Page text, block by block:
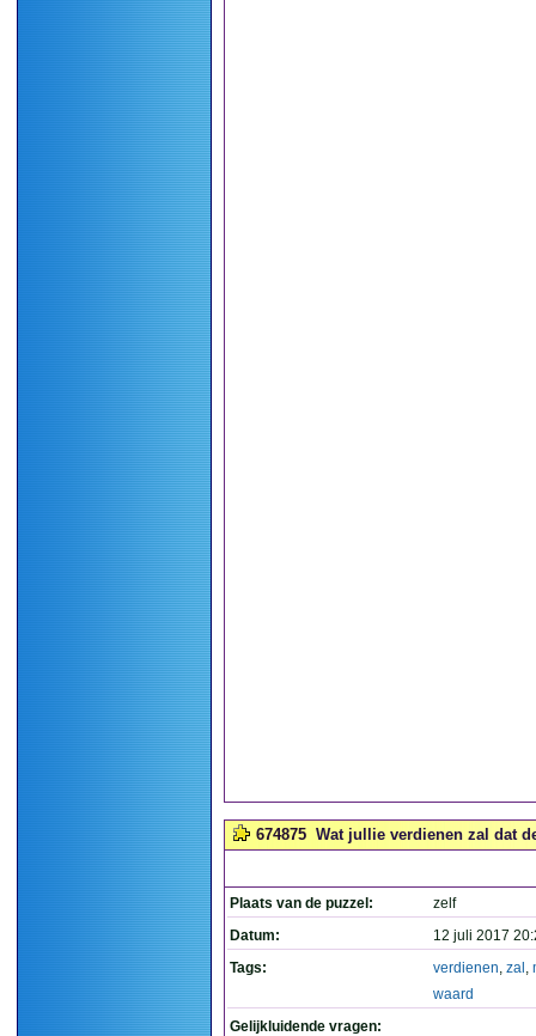
674875 Wat jullie verdienen zal dat
Plaats van de puzzel:
zelf
Datum:
12 juli 2017
Tags:
verdienen, zal ,
waard
Gelijkluidende vragen: